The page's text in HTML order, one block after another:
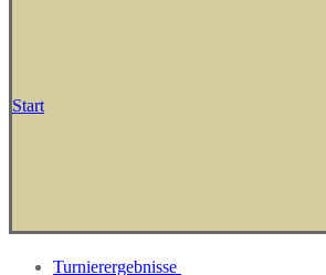
Start
Turnierergebnisse